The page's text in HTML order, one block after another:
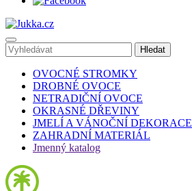
OVOCNÉ STROMKY
DROBNÉ OVOCE
NETRADIČNÍ OVOCE
OKRASNÉ DŘEVINY
JMELÍ A VÁNOČNÍ DEKORACE
ZAHRADNÍ MATERIÁL
Jmenný katalog